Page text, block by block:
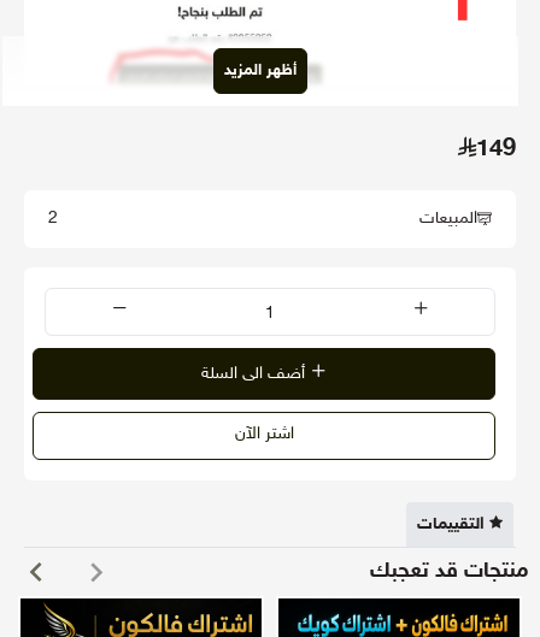
أظهر المزيد
149
المبيعات 2
اشتر الآن
التقييمات
منتجات قد تعجبك